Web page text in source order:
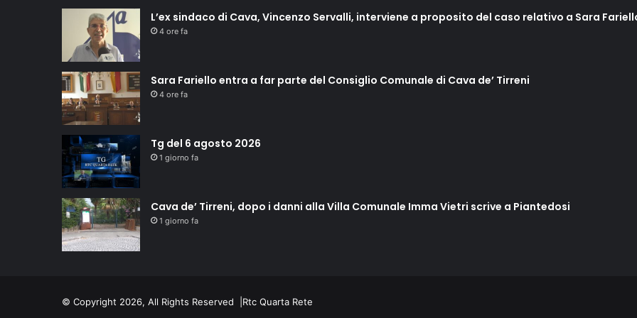
L’ex sindaco di Cava, Vincenzo Servalli, interviene a proposito del caso relativo a Sara
4 ore fa
Sara Fariello entra a far parte del Consiglio Comunale di Cava de’ Tirreni
4 ore fa
Tg del 6 agosto 2026
1 giorno fa
Cava de’ Tirreni, dopo i danni alla Villa Comunale Imma Vietri scrive a Piantedosi
1 giorno fa
© Copyright 2026, All Rights Reserved | Rtc Quarta Rete